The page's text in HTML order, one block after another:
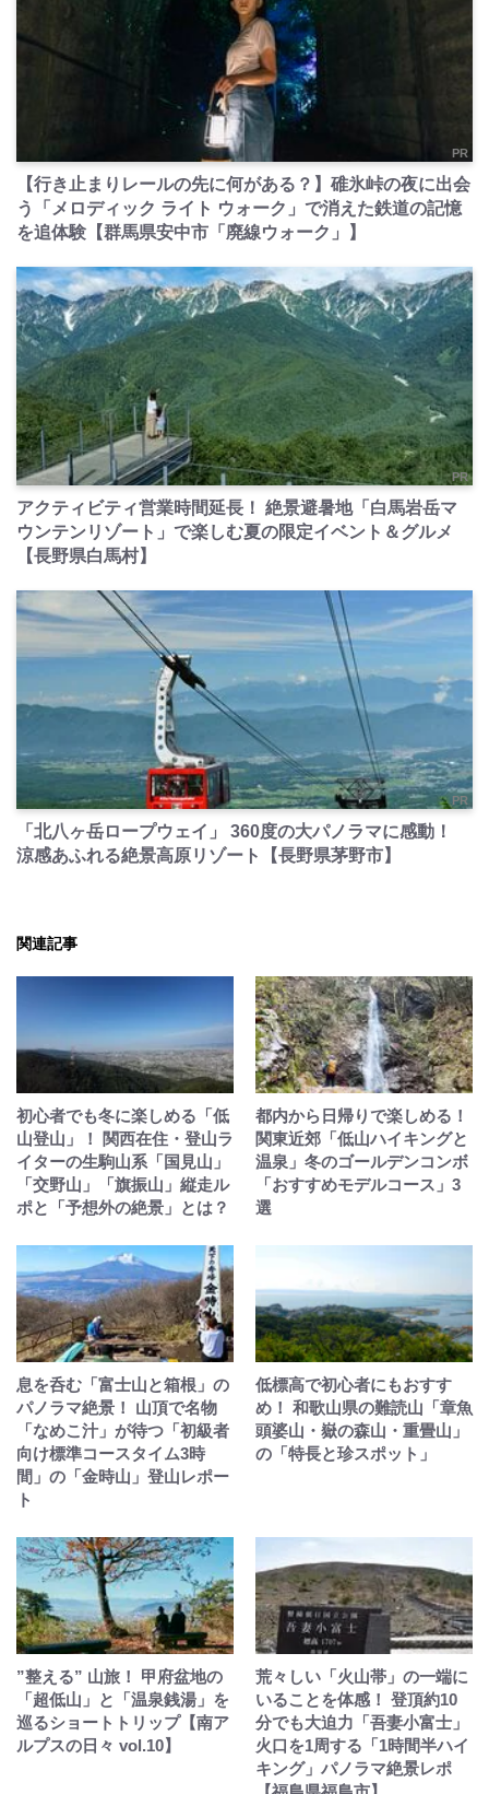
PR
【行き止まりレールの先に何がある？】碓氷峠の夜に出会
う「メロディック ライト ウォーク」で消えた鉄道の記憶
を追体験【群馬県安中市「廃線ウォーク」】
PR
アクティビティ営業時間延長！ 絶景避暑地「白馬岩岳マ
ウンテンリゾート」で楽しむ夏の限定イベント＆グルメ
【長野県白馬村】
PR
「北八ヶ岳ロープウェイ」 360度の大パノラマに感動！
涼感あふれる絶景高原リゾート【長野県茅野市】
関連記事
初心者でも冬に楽しめる「低
山登山」！ 関西在住・登山ラ
イターの生駒山系「国見山」
「交野山」「旗振山」縦走ル
ポと「予想外の絶景」とは？
都内から日帰りで楽しめる！
関東近郊「低山ハイキングと
温泉」冬のゴールデンコンボ
「おすすめモデルコース」3
選
息を呑む「富士山と箱根」の
パノラマ絶景！ 山頂で名物
「なめこ汁」が待つ「初級者
向け標準コースタイム3時
間」の「金時山」登山レポー
ト
低標高で初心者にもおすす
め！ 和歌山県の難読山「章魚
頭婆山・嶽の森山・重畳山」
の「特長と珍スポット」
”整える” 山旅！ 甲府盆地の
「超低山」と「温泉銭湯」を
巡るショートトリップ【南ア
ルプスの日々 vol.10】
荒々しい「火山帯」の一端に
いることを体感！ 登頂約10
分でも大迫力「吾妻小富士」
火口を1周する「1時間半ハイ
キング」パノラマ絶景レポ